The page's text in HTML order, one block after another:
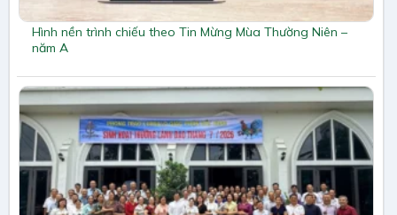
Hình nền trình chiếu theo Tin Mừng Mùa Thường Niên –
năm A